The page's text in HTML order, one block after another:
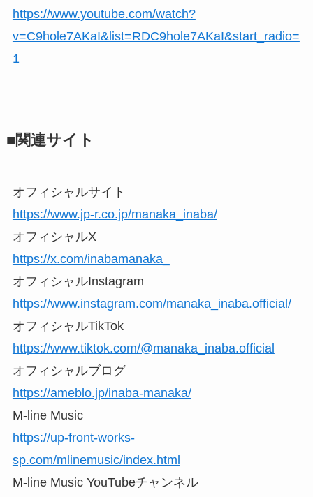
https://www.youtube.com/watch?
v=C9hole7AKaI&list=RDC9hole7AKaI&start_radio=
1
■関連サイト
オフィシャルサイト
https://www.jp-r.co.jp/manaka_inaba/
オフィシャルX
https://x.com/inabamanaka_
オフィシャルInstagram
https://www.instagram.com/manaka_inaba.official/
オフィシャルTikTok
https://www.tiktok.com/@manaka_inaba.official
オフィシャルブログ
https://ameblo.jp/inaba-manaka/
M-line Music
https://up-front-works-
sp.com/mlinemusic/index.html
M-line Music YouTubeチャンネル